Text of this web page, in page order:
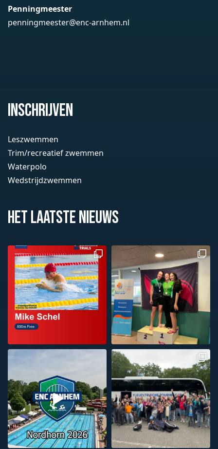
Penningmeester
penningmeester@enc-arnhem.nl
Inschrijven
Leszwemmen
Trim/recreatief zwemmen
Waterpolo
Wedstrijdzwemmen
Het laatste nieuws